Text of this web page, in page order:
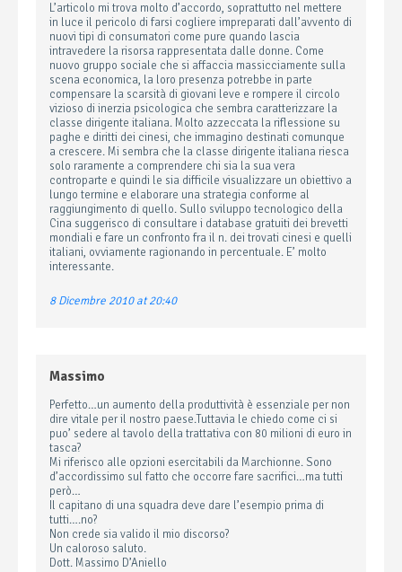
L’articolo mi trova molto d’accordo, soprattutto nel mettere
in luce il pericolo di farsi cogliere impreparati dall’avvento di
nuovi tipi di consumatori come pure quando lascia
intravedere la risorsa rappresentata dalle donne. Come
nuovo gruppo sociale che si affaccia massicciamente sulla
scena economica, la loro presenza potrebbe in parte
compensare la scarsità di giovani leve e rompere il circolo
vizioso di inerzia psicologica che sembra caratterizzare la
classe dirigente italiana. Molto azzeccata la riflessione su
paghe e diritti dei cinesi, che immagino destinati comunque
a crescere. Mi sembra che la classe dirigente italiana riesca
solo raramente a comprendere chi sia la sua vera
controparte e quindi le sia difficile visualizzare un obiettivo a
lungo termine e elaborare una strategia conforme al
raggiungimento di quello. Sullo sviluppo tecnologico della
Cina suggerisco di consultare i database gratuiti dei brevetti
mondiali e fare un confronto fra il n. dei trovati cinesi e quelli
italiani, ovviamente ragionando in percentuale. E’ molto
interessante.
8 Dicembre 2010 at 20:40
Massimo
Perfetto…un aumento della produttività è essenziale per non
dire vitale per il nostro paese.Tuttavia le chiedo come ci si
puo’ sedere al tavolo della trattativa con 80 milioni di euro in
tasca?
Mi riferisco alle opzioni esercitabili da Marchionne. Sono
d’accordissimo sul fatto che occorre fare sacrifici…ma tutti
però…
Il capitano di una squadra deve dare l’esempio prima di
tutti….no?
Non crede sia valido il mio discorso?
Un caloroso saluto.
Dott. Massimo D’Aniello